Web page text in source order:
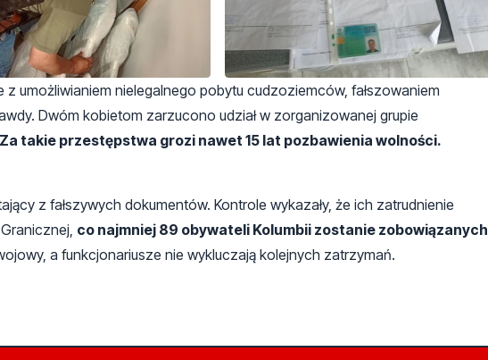
umożliwianiem nielegalnego pobytu cudzoziemców, fałszowaniem
Dwóm kobietom zarzucono udział w zorganizowanej grupie
Za takie przestępstwa grozi nawet 15 lat pozbawienia wolności.
z fałszywych dokumentów. Kontrole wykazały, że ich zatrudnienie
co najmniej 89 obywateli Kolumbii zostanie zobowiązanych
a funkcjonariusze nie wykluczają kolejnych zatrzymań.